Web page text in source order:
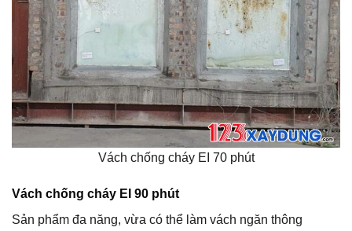
Vách chống cháy EI 70 phút
Vách chống cháy EI 90 phút
Sản phẩm đa năng, vừa có thể làm vách ngăn thông